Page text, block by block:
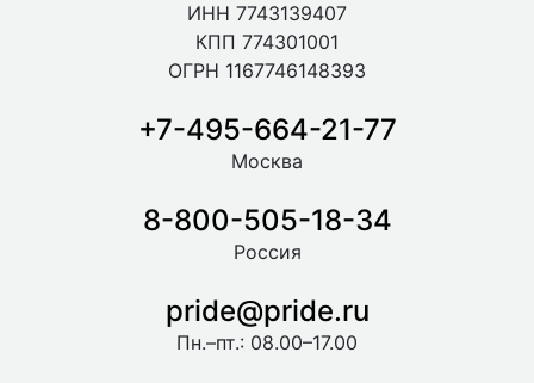
ИНН 7743139407
КПП 774301001
ОГРН 1167746148393
+7-495-664-21-77
Москва
8-800-505-18-34
Россия
pride@pride.ru
Пн.–пт.: 08.00–17.00